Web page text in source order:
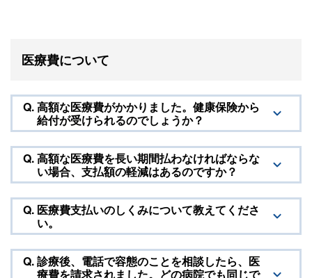
医療費について
Q.高額な医療費がかかりました。健康保険から
給付が受けられるのでしょうか？
Q.高額な医療費を長い期間払わなければならな
い場合、支払額の軽減はあるのですか？
Q. 医療費支払いのしくみについて教えてくださ
い。
Q.診療後、電話で容態のことを相談したら、医
療費を請求されました。どの病院でも同じで